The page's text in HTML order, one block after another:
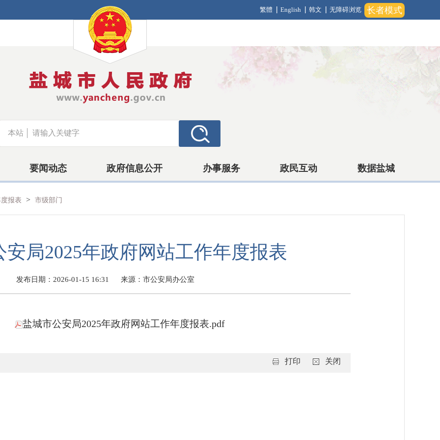
长者模式
繁體 English 韩文 无障碍浏览
本站
要闻动态 政府信息公开 办事服务 政民互动 数据盐城
报表 > 市级部门
安局2025年政府网站工作年度报表
发布日期：2026-01-15 16:31 来源：市公安局办公室
盐城市公安局2025年政府网站工作年度报表.pdf
打印 关闭